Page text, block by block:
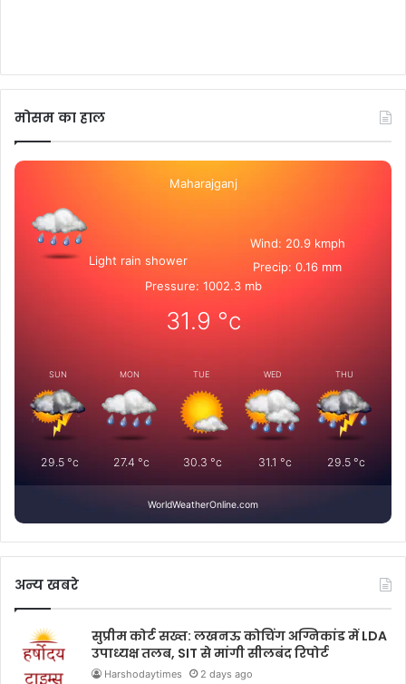
मोसम का हाल
Maharajganj
Light rain shower
Wind: 20.9 kmph
Precip: 0.16 mm
Pressure: 1002.3 mb
31.9 °c
SUN
29.5°c
MON
27.4 °c
TUE
30.3 °c
WED
31.1 °c
THU
29.5 °c
WorldWeatherOnline.com
अन्य खबरे
सुप्रीम कोर्ट सख्त: लखनऊ कोचिंग अग्निकांड में LDA
उपाध्यक्ष तलब, SIT से मांगी सीलबंद रिपोर्ट
Harshodaytimes 2 days ago